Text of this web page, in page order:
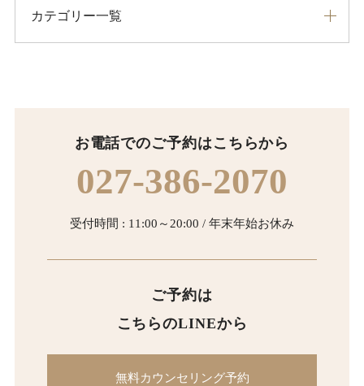
カテゴリー一覧
お電話でのご予約はこちらから
027-386-2070
受付時間 : 11:00～20:00 / 年末年始お休み
ご予約は
こちらのLINEから
無料カウンセリング予約